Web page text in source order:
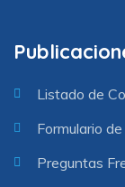
Listado de
Formulario
Preguntas